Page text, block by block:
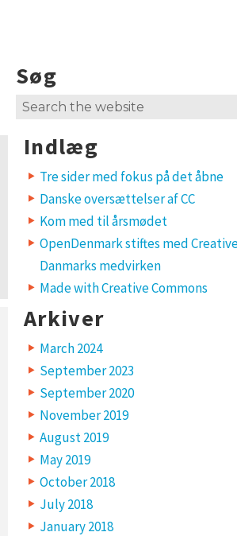
Søg
Search
Indlæg
Tre sider med fokus på det åbne
Danske oversættelser af CC
Kom med til årsmødet
OpenDenmark stiftes med
Danmarks medvirken
Made with Creative Commons
Arkiver
March 2024
September 2023
September 2020
November 2019
August 2019
May 2019
October 2018
July 2018
January 2018